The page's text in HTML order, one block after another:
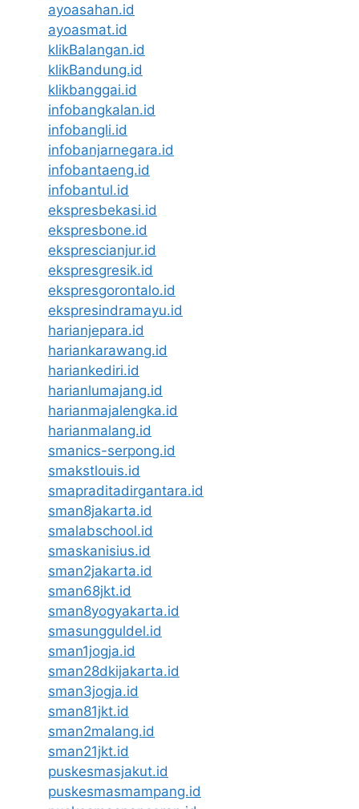
ayoasahan.id
ayoasmat.id
klikBalangan.id
klikBandung.id
klikbanggai.id
infobangkalan.id
infobangli.id
infobanjarnegara.id
infobantaeng.id
infobantul.id
ekspresbekasi.id
ekspresbone.id
eksprescianjur.id
ekspresgresik.id
ekspresgorontalo.id
ekspresindramayu.id
harianjepara.id
hariankarawang.id
hariankediri.id
harianlumajang.id
harianmajalengka.id
harianmalang.id
smanics-serpong.id
smakstlouis.id
smapraditadirgantara.id
sman8jakarta.id
smalabschool.id
smaskanisius.id
sman2jakarta.id
sman68jkt.id
sman8yogyakarta.id
smasungguldel.id
sman1jogja.id
sman28dkijakarta.id
sman3jogja.id
sman81jkt.id
sman2malang.id
sman21jkt.id
puskesmasjakut.id
puskesmasmampang.id